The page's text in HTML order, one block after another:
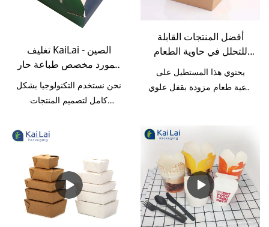
تغليف KaiLai - الصين
المورد مخصص طباعة حار
بيع ورقة الغذاء الصف PE
المغلفة حزمة مربع لسلطة
المعكرونة الوجبات الجاهزة
نحن نستخدم التكنولوجيا بشكل
كامل لتصميم المنتجات
المزايا المذكورة أعلاه ، أثبتت
الصين المورد المخصص
للطباعة الساخنة بيع ورق الغذاء
الصف PE المغلفة حزمة مربع
لسلطة المعكرونة الجاهزة
للاستمتاع بتطبيق واسع ويمكن
أن تكون على نطاق واسع تظهر
أفضل المنتجات القابلة
للتحلل في حاوية الطعام
شركة مصنعي علب الطعام
| تغليف KaiLai
يحتوي هذا المستطيل على
أوعية طعام مزودة بقفل علوي
الفوضى. إنه مضغوط بشكل
مريح وآمن أثناء النقل. تم
تصميم حاويات علب الطعام
التي تستخدم لمرة واحدة
لسهولة التنظيف. إضافة مثالية
للأسرة المزدحمة ، توصيل
الوجبات السريعة والمأكولات